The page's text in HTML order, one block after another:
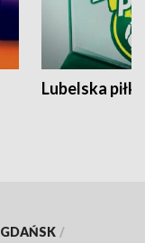
Lubelska piłka
GDAŃSK /